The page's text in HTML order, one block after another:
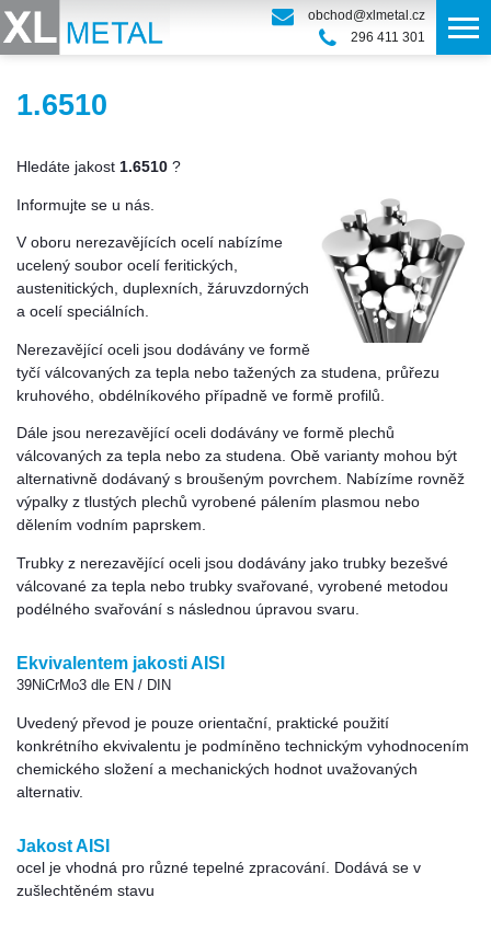
obchod@xlmetal.cz
296 411 301
1.6510
Hledáte jakost 1.6510 ?
Informujte se u nás.
V oboru nerezavějících ocelí nabízíme
ucelený soubor ocelí feritických,
austenitických, duplexních, žáruvzdorných
a ocelí speciálních.
Nerezavějící oceli jsou dodávány ve formě
tyčí válcovaných za tepla nebo tažených za studena, průřezu
kruhového, obdélníkového případně ve formě profilů.
Dále jsou nerezavějící oceli dodávány ve formě plechů
válcovaných za tepla nebo za studena. Obě varianty mohou být
alternativně dodávaný s broušeným povrchem. Nabízíme rovněž
výpalky z tlustých plechů vyrobené pálením plasmou nebo
dělením vodním paprskem.
Trubky z nerezavějící oceli jsou dodávány jako trubky bezešvé
válcované za tepla nebo trubky svařované, vyrobené metodou
podélného svařování s následnou úpravou svaru.
Ekvivalentem jakosti AISI
39NiCrMo3 dle EN / DIN
Uvedený převod je pouze orientační, praktické použití
konkrétního ekvivalentu je podmíněno technickým vyhodnocením
chemického složení a mechanických hodnot uvažovaných
alternativ.
Jakost AISI
ocel je vhodná pro různé tepelné zpracování. Dodává se v
zušlechtěném stavu